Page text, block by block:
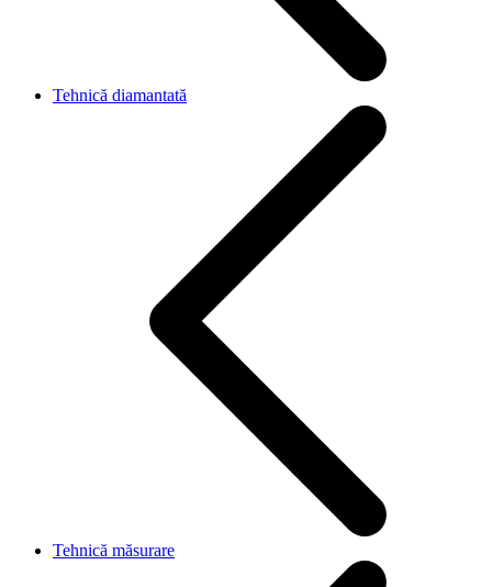
Tehnică diamantată
Tehnică măsurare